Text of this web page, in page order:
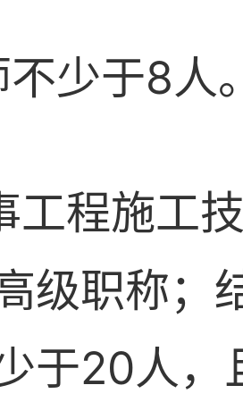
少于8人。
工程施工
职称；
于20人，